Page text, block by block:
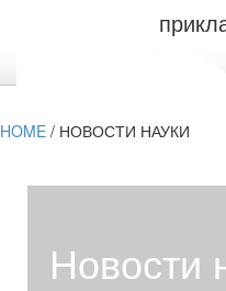
HOME / НОВОСТИ НАУКИ
Новости